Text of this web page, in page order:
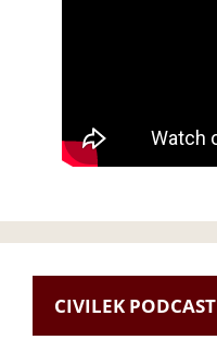
CIVILEK PODCAST